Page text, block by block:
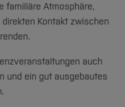
Hochschule
Hochschule
familiäre Atmosphäre,
direkten Kontakt zwischen
auch
und ein gut ausgebautes